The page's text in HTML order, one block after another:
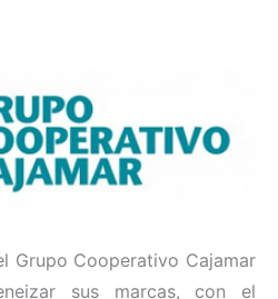
Grupo Cooperativo Cajamar
sus marcas, con el